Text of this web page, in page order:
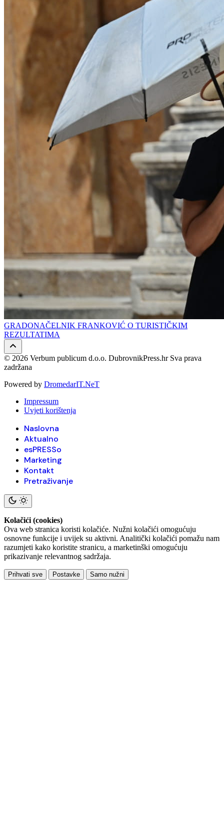
GRADONAČELNIK FRANKOVIĆ O TURISTIČKIM
REZULTATIMA
© 2026 Verbum publicum d.o.o. DubrovnikPress.hr Sva prava
zadržana
Powered by DromedarIT.NeT
Impressum
Uvjeti korištenja
Naslovna
Aktualno
esPRESSo
Marketing
Kontakt
Pretraživanje
Kolačići (cookies)
Ova web stranica koristi kolačiće. Nužni kolačići omogućuju
osnovne funkcije i uvijek su aktivni. Analitički kolačići pomažu nam
razumjeti kako koristite stranicu, a marketinški omogućuju
prikazivanje relevantnog sadržaja.
Prihvati sve Postavke Samo nužni